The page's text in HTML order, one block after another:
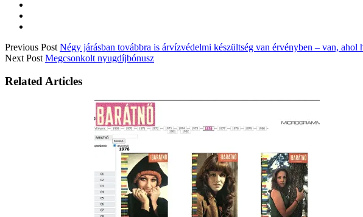
Previous Post Négy járásban továbbra is árvízvédelmi készültség van érvényben – van, ahol
Next Post Megcsonkolt nyugdíjbónusz
Related Articles